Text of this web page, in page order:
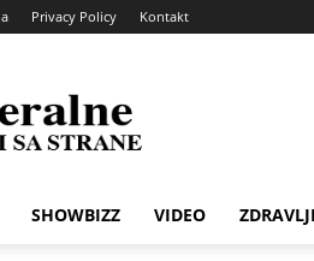
Privacy Policy Kontakt
SHOWBIZZ VIDEO